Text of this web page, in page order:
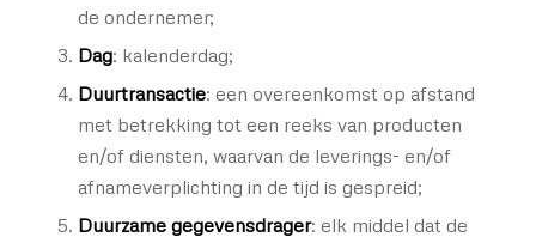
de ondernemer;
Dag: kalenderdag;
Duurtransactie: een overeenkomst op afstand
met betrekking tot een reeks van producten
en/of diensten, waarvan de leverings- en/of
afnameverplichting in de tijd is gespreid;
Duurzame gegevensdrager: elk middel dat de